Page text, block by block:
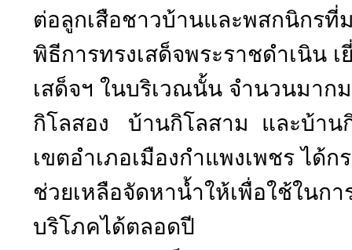
ต่อลูกเสือชาวบ้านและพสกนิกรที่
พิธีการทรงเสด็จพระราชดำเนิน เ
เสด็จฯ ในบริเวณนั้น จำนวนมา
กิโลสอง บ้านกิโลสาม และบ้าน
เขตอำเภอเมืองกำแพงเพชร ได้
ช่วยเหลือจัดหาน้ำให้เพื่อใช้ในก
บริโภคได้ตลอดปี